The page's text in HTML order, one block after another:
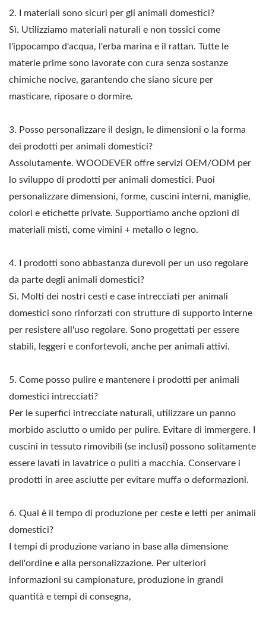
2. I materiali sono sicuri per gli animali domestici?
Sì. Utilizziamo materiali naturali e non tossici come
l'ippocampo d'acqua, l'erba marina e il rattan. Tutte le
materie prime sono lavorate con cura senza sostanze
chimiche nocive, garantendo che siano sicure per
masticare, riposare o dormire.
3. Posso personalizzare il design, le dimensioni o la forma
dei prodotti per animali domestici?
Assolutamente. WOODEVER offre servizi OEM/ODM per
lo sviluppo di prodotti per animali domestici. Puoi
personalizzare dimensioni, forme, cuscini interni, maniglie,
colori e etichette private. Supportiamo anche opzioni di
materiali misti, come vimini + metallo o legno.
4. I prodotti sono abbastanza durevoli per un uso regolare
da parte degli animali domestici?
Sì. Molti dei nostri cesti e case intrecciati per animali
domestici sono rinforzati con strutture di supporto interne
per resistere all'uso regolare. Sono progettati per essere
stabili, leggeri e confortevoli, anche per animali attivi.
5. Come posso pulire e mantenere i prodotti per animali
domestici intrecciati?
Per le superfici intrecciate naturali, utilizzare un panno
morbido asciutto o umido per pulire. Evitare di immergere. I
cuscini in tessuto rimovibili (se inclusi) possono solitamente
essere lavati in lavatrice o puliti a macchia. Conservare i
prodotti in aree asciutte per evitare muffa o deformazioni.
6. Qual è il tempo di produzione per ceste e letti per animali
domestici?
I tempi di produzione variano in base alla dimensione
dell'ordine e alla personalizzazione. Per ulteriori
informazioni su campionature, produzione in grandi
quantità e tempi di consegna,